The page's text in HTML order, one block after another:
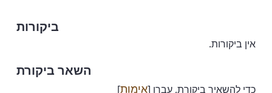
ביקורות
אין ביקורות.
השאר ביקורת
כדי להשאיר ביקורת, עברו [אימות]